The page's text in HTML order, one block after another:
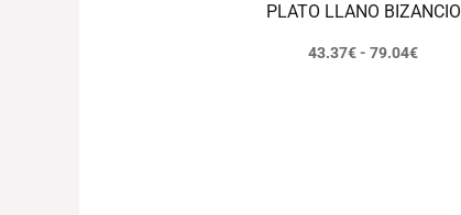
PLATO LLANO BIZANCIO
43.37€- 79.04€